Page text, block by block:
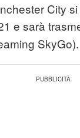
City
e sarà
SkyGo).